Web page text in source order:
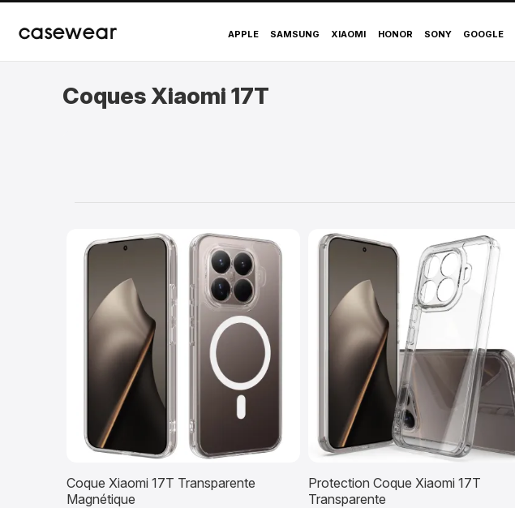
casewear APPLE SAMSUNG XIAOMI HONOR SONY GOOGLE
Coques Xiaomi 17T
Coque Xiaomi 17T Transparente
Magnétique
Protection Coque Xiaomi 17T
Transparente